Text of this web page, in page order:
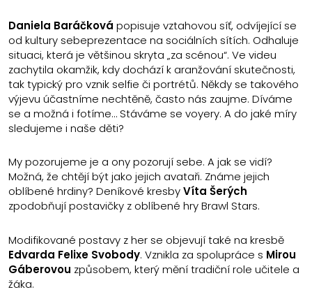
Daniela Baráčková popisuje vztahovou síť, odvíjející se
od kultury sebeprezentace na sociálních sítích. Odhaluje
situaci, která je většinou skryta „za scénou“. Ve videu
zachytila okamžik, kdy dochází k aranžování skutečnosti,
tak typický pro vznik selfie či portrétů. Někdy se takového
výjevu účastníme nechtěně, často nás zaujme. Díváme
se a možná i fotíme… Stáváme se voyery. A do jaké míry
sledujeme i naše děti?
My pozorujeme je a ony pozorují sebe. A jak se vidí?
Možná, že chtějí být jako jejich avataři. Známe jejich
oblíbené hrdiny? Deníkové kresbyVíta Šerých
zpodobňují postavičky z oblíbené hry Brawl Stars.
Modifikované postavy z her se objevují také na kresbě
Edvarda Felixe Svobody. Vznikla za spolupráce s Mirou
Gáberovou způsobem, který mění tradiční role učitele a
žáka.